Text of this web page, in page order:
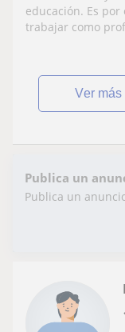
apoyo en el
Comunidad
educación. Es
trabajar como
ver más
Publica un
Publica un